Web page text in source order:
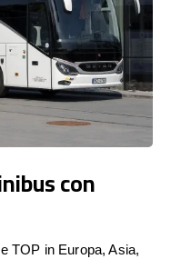
con
TOP in Europa, Asia,